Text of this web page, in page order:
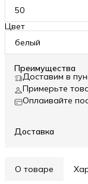
50
Цвет
белый
Преимущества
Доставим в
Примерьте
Оплаивайте
Доставка
О товаре